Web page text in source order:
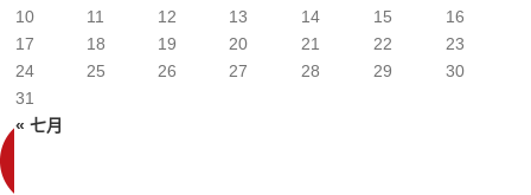
« 七月
10
11 12 13 14 15
16
17
18 19 20 21 22
23
24
25 26 27 28 29
30
31